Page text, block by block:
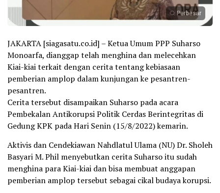
Perbesar
JAKARTA [siagasatu.co.id] – Ketua Umum PPP Suharso
Monoarfa, dianggap telah menghina dan melecehkan
Kiai-kiai terkait dengan cerita tentang kebiasaan
pemberian amplop dalam kunjungan ke pesantren-
pesantren.
Cerita tersebut disampaikan Suharso pada acara
Pembekalan Antikorupsi Politik Cerdas Berintegritas di
Gedung KPK pada Hari Senin (15/8/2022) kemarin.
Aktivis dan Cendekiawan Nahdlatul Ulama (NU) Dr. Sholeh
Basyari M. Phil menyebutkan cerita Suharso itu sudah
menghina para Kiai-kiai dan bisa membuat anggapan
pemberian amplop tersebut sebagai cikal budaya korupsi.